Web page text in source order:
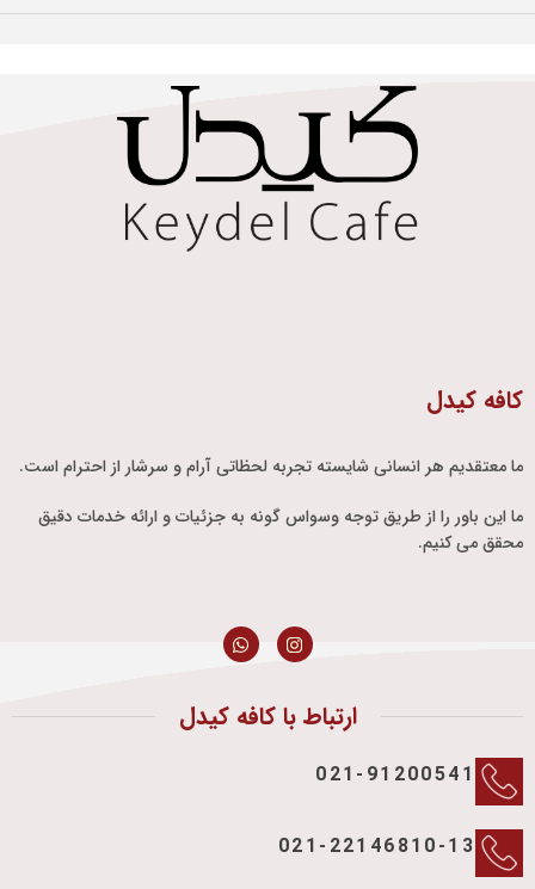
کافه کیدل
ما معتقدیم هر انسانی شایسته تجربه لحظاتی آرام و سرشار از احترام است.
ما این باور را از طریق توجه وسواس گونه به جزئیات و ارائه خدمات دقیق
محقق می کنیم.
ارتباط با کافه کیدل
021-91200541
021-22146810-13